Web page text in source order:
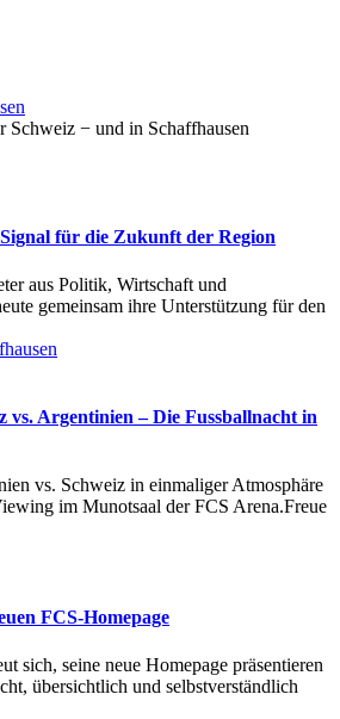
Schweiz − und in Schaffhausen
für die Zukunft der Region
aus Politik, Wirtschaft und
gemeinsam ihre Unterstützung für den
vs. Argentinien – Die Fussballnacht in
vs. Schweiz in einmaliger Atmosphäre
im Munotsaal der FCS Arena.Freue
FCS-Homepage
sich, seine neue Homepage präsentieren
übersichtlich und selbstverständlich